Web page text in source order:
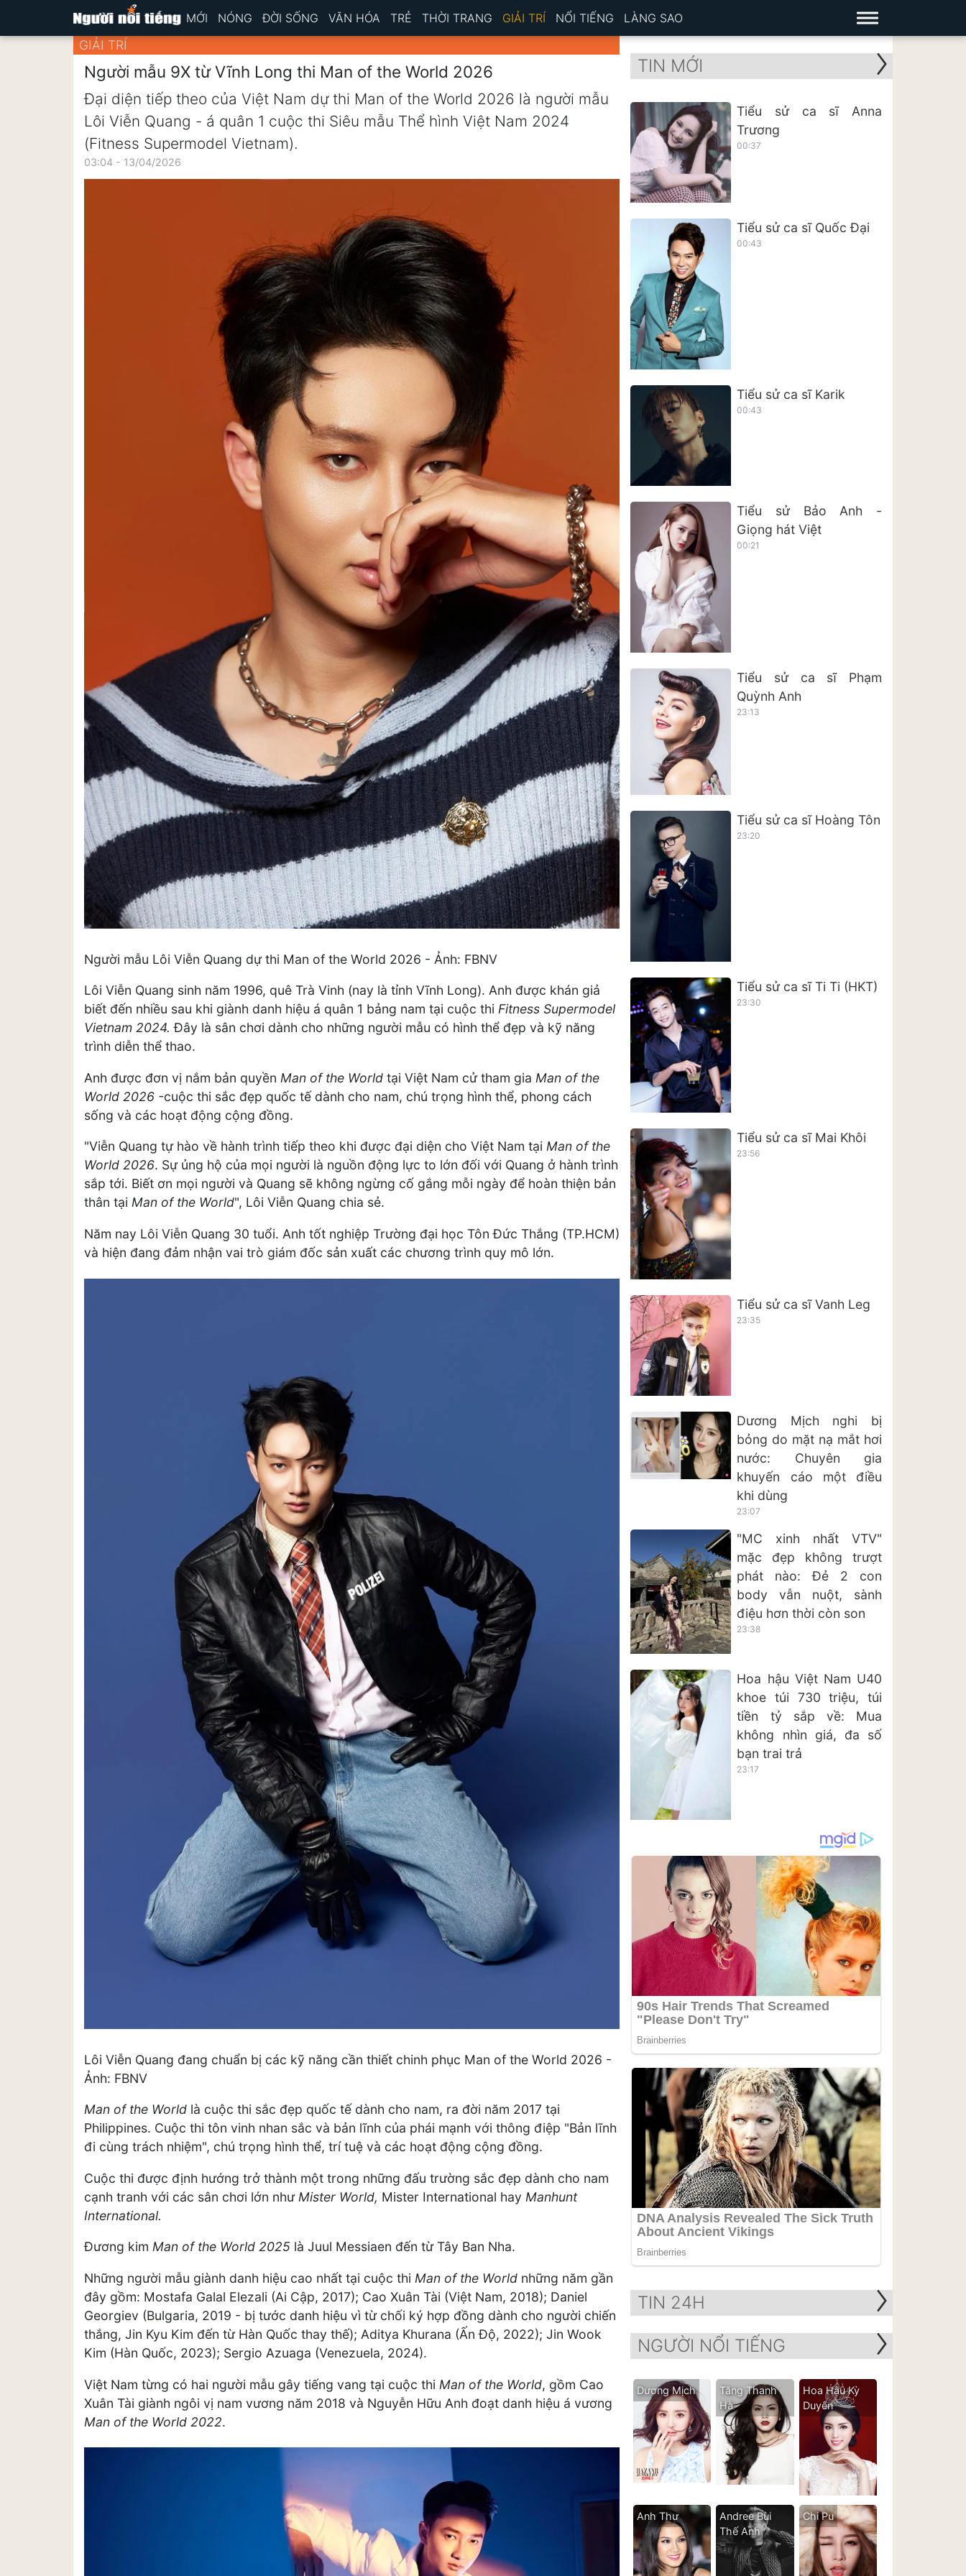
MỚI NÓNG ĐỜI SỐNG VĂN HÓA TRẺ THỜI TRANG GIẢI TRÍ NỔI TIẾNG LÀNG SAO
GIẢI TRÍ
Người mẫu 9X từ Vĩnh Long thi Man of the World 2026
Đại diện tiếp theo của Việt Nam dự thi Man of the World 2026 là người mẫu
Lôi Viễn Quang - á quân 1 cuộc thi Siêu mẫu Thể hình Việt Nam 2024
(Fitness Supermodel Vietnam).
03:04 - 13/04/2026
Người mẫu Lôi Viễn Quang dự thi Man of the World 2026 - Ảnh: FBNV
Lôi Viễn Quang sinh năm 1996, quê Trà Vinh (nay là tỉnh Vĩnh Long). Anh được khán giả
biết đến nhiều sau khi giành danh hiệu á quân 1 bảng nam tại cuộc thi Fitness Supermodel
Vietnam 2024. Đây là sân chơi dành cho những người mẫu có hình thể đẹp và kỹ năng
trình diễn thể thao.
Anh được đơn vị nắm bản quyền Man of the World tại Việt Nam cử tham gia Man of the
World 2026 -cuộc thi sắc đẹp quốc tế dành cho nam, chú trọng hình thể, phong cách
sống và các hoạt động cộng đồng.
"Viễn Quang tự hào về hành trình tiếp theo khi được đại diện cho Việt Nam tại Man of the
World 2026. Sự ủng hộ của mọi người là nguồn động lực to lớn đối với Quang ở hành trình
sắp tới. Biết ơn mọi người và Quang sẽ không ngừng cố gắng mỗi ngày để hoàn thiện bản
thân tại Man of the World", Lôi Viễn Quang chia sẻ.
Năm nay Lôi Viễn Quang 30 tuổi. Anh tốt nghiệp Trường đại học Tôn Đức Thắng (TP.HCM)
và hiện đang đảm nhận vai trò giám đốc sản xuất các chương trình quy mô lớn.
Lôi Viễn Quang đang chuẩn bị các kỹ năng cần thiết chinh phục Man of the World 2026 -
Ảnh: FBNV
Man of the World là cuộc thi sắc đẹp quốc tế dành cho nam, ra đời năm 2017 tại
Philippines. Cuộc thi tôn vinh nhan sắc và bản lĩnh của phái mạnh với thông điệp "Bản lĩnh
đi cùng trách nhiệm", chú trọng hình thể, trí tuệ và các hoạt động cộng đồng.
Cuộc thi được định hướng trở thành một trong những đấu trường sắc đẹp dành cho nam
cạnh tranh với các sân chơi lớn như Mister World, Mister International hay Manhunt
International.
Đương kim Man of the World 2025 là Juul Messiaen đến từ Tây Ban Nha.
Những người mẫu giành danh hiệu cao nhất tại cuộc thi Man of the World những năm gần
đây gồm: Mostafa Galal Elezali (Ai Cập, 2017); Cao Xuân Tài (Việt Nam, 2018); Daniel
Georgiev (Bulgaria, 2019 - bị tước danh hiệu vì từ chối ký hợp đồng dành cho người chiến
thắng, Jin Kyu Kim đến từ Hàn Quốc thay thế); Aditya Khurana (Ấn Độ, 2022); Jin Wook
Kim (Hàn Quốc, 2023); Sergio Azuaga (Venezuela, 2024).
Việt Nam từng có hai người mẫu gây tiếng vang tại cuộc thi Man of the World, gồm Cao
Xuân Tài giành ngôi vị nam vương năm 2018 và Nguyễn Hữu Anh đoạt danh hiệu á vương
Man of the World 2022.
TIN MỚI
Tiểu sử ca sĩ Anna
Trương
00:37
Tiểu sử ca sĩ Quốc Đại
00:43
Tiểu sử ca sĩ Karik
00:43
Tiểu sử Bảo Anh -
Giọng hát Việt
00:21
Tiểu sử ca sĩ Phạm
Quỳnh Anh
23:13
Tiểu sử ca sĩ Hoàng Tôn
23:20
Tiểu sử ca sĩ Ti Ti (HKT)
23:30
Tiểu sử ca sĩ Mai Khôi
23:56
Tiểu sử ca sĩ Vanh Leg
23:35
Dương Mịch nghi bị
bỏng do mặt nạ mắt hơi
nước: Chuyên gia
khuyến cáo một điều
khi dùng
23:07
"MC xinh nhất VTV"
mặc đẹp không trượt
phát nào: Đẻ 2 con
body vẫn nuột, sành
điệu hơn thời còn son
23:38
Hoa hậu Việt Nam U40
khoe túi 730 triệu, túi
tiền tỷ sắp về: Mua
không nhìn giá, đa số
bạn trai trả
23:17
TIN 24H
NGƯỜI NỔI TIẾNG
Dương Mịch
Tăng Thanh
Hà
Hoa Hậu Kỳ
Duyên
Anh Thư
Andree Bùi
Thế Anh
Chi Pu